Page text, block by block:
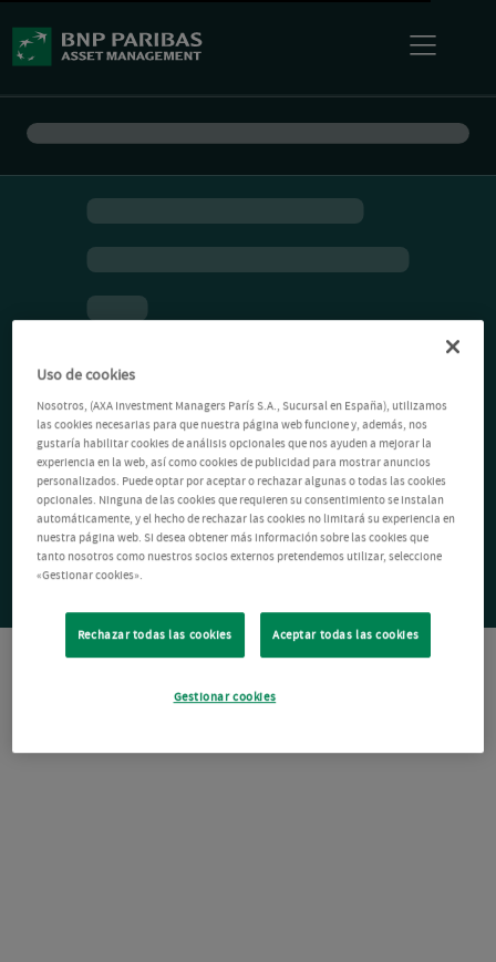
Uso de cookies
Nosotros, (AXA Investment Managers París S.A., Sucursal en España), utilizamos
las cookies necesarias para que nuestra página web funcione y, además, nos
gustaría habilitar cookies de análisis opcionales que nos ayuden a mejorar la
experiencia en la web, así como cookies de publicidad para mostrar anuncios
personalizados. Puede optar por aceptar o rechazar algunas o todas las cookies
opcionales. Ninguna de las cookies que requieren su consentimiento se instalan
automáticamente, y el hecho de rechazar las cookies no limitará su experiencia en
nuestra página web. Si desea obtener más información sobre las cookies que
tanto nosotros como nuestros socios externos pretendemos utilizar, seleccione
«Gestionar cookies».
Rechazar todas las cookies Aceptar todas las cookies
Gestionar cookies